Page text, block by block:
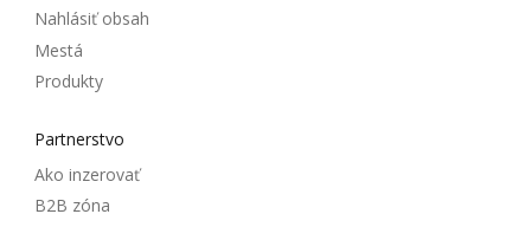
Nahlásiť obsah
Mestá
Produkty
Partnerstvo
Ako inzerovať
B2B zóna